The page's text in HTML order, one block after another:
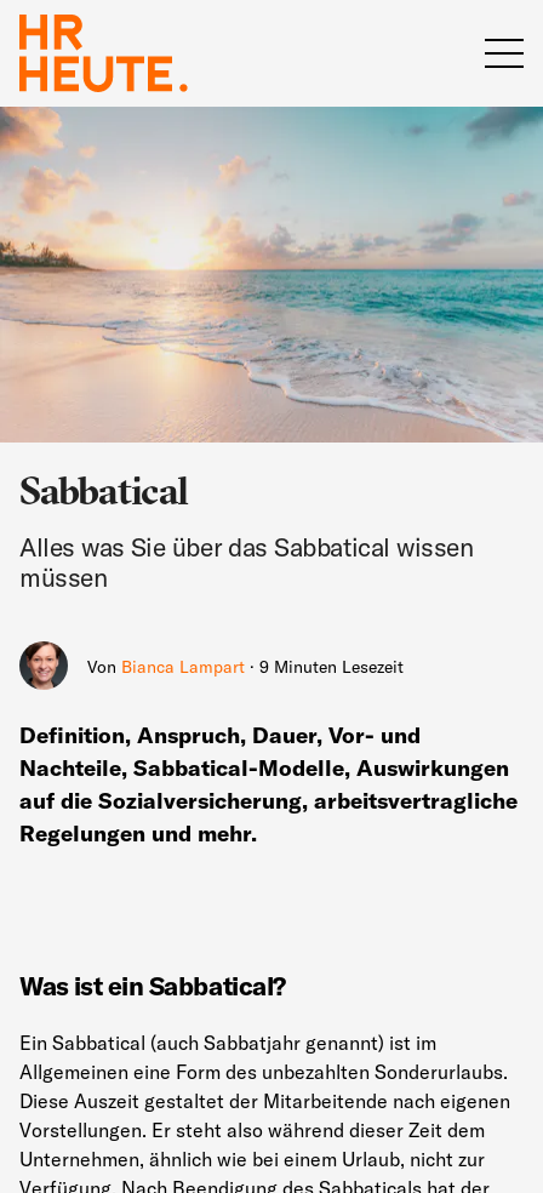
Sabbatical
Alles was Sie über das Sabbatical wissen
müssen
Von Bianca Lampart · 9 Minuten Lesezeit
Definition, Anspruch, Dauer, Vor- und
Nachteile, Sabbatical-Modelle, Auswirkungen
auf die Sozialversicherung, arbeitsvertragliche
Regelungen und mehr.
Was ist ein Sabbatical?
Ein Sabbatical (auch Sabbatjahr genannt) ist im
Allgemeinen eine Form des unbezahlten Sonderurlaubs.
Diese Auszeit gestaltet der Mitarbeitende nach eigenen
Vorstellungen. Er steht also während dieser Zeit dem
Unternehmen, ähnlich wie bei einem Urlaub, nicht zur